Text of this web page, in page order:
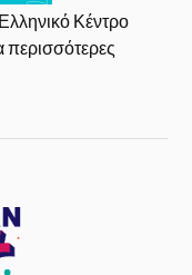
Κέντρο
περισσότερες